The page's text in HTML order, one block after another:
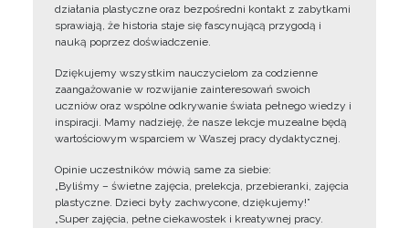
działania plastyczne oraz bezpośredni kontakt z zabytkami
sprawiają, że historia staje się fascynującą przygodą i
nauką poprzez doświadczenie.
Dziękujemy wszystkim nauczycielom za codzienne
zaangażowanie w rozwijanie zainteresowań swoich
uczniów oraz wspólne odkrywanie świata pełnego wiedzy i
inspiracji. Mamy nadzieję, że nasze lekcje muzealne będą
wartościowym wsparciem w Waszej pracy dydaktycznej.
Opinie uczestników mówią same za siebie:
„Byliśmy – świetne zajęcia, prelekcja, przebieranki, zajęcia
plastyczne. Dzieci były zachwycone, dziękujemy!”
„Super zajęcia, pełne ciekawostek i kreatywnej pracy.